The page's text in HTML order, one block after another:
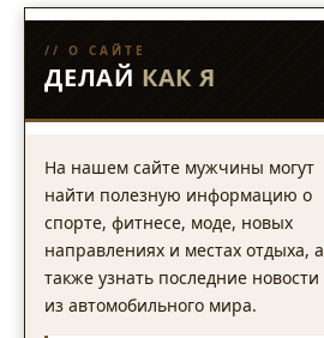
// О САЙТЕ
ДЕЛАЙ КАК Я
На нашем сайте мужчины могут
найти полезную информацию о
спорте, фитнесе, моде, новых
направлениях и местах отдыха, а
также узнать последние новости
из автомобильного мира.